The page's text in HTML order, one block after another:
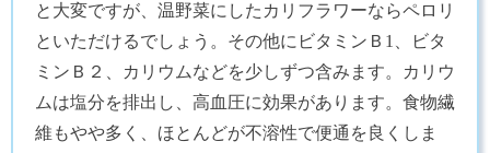
と大変ですが、温野菜にしたカリフラワーならペロリ
といただけるでしょう。その他にビタミンＢ1、ビタ
ミンＢ２、カリウムなどを少しずつ含みます。カリウ
ムは塩分を排出し、高血圧に効果があります。食物繊
維もやや多く、ほとんどが不溶性で便通を良くしま